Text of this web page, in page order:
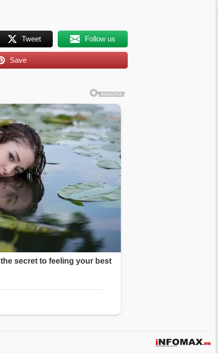
Tweet Follow us
Save